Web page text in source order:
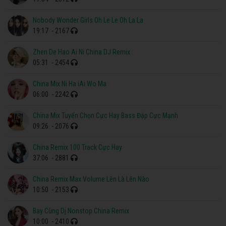
Nobody Wonder Girls Oh Le Le Oh La La
19:17 - 2167
Zhen De Hao Ai Ni China DJ Remix
05:31
- 2454
China Mix Ni Ha iAi Wo Ma
06:00 - 2242
China Mix Tuyển Chọn Cực Hay Bass Đập Cực Mạnh
09:26 - 2076
China Remix 100 Track Cực Hay
37:06 - 2881
China Remix Max Volume Lên Là Lên Nào
10:50 - 2153
Bay Cùng Dj Nonstop China Remix
10:00 - 2410